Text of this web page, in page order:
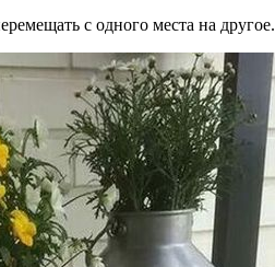
с одного места на другое.